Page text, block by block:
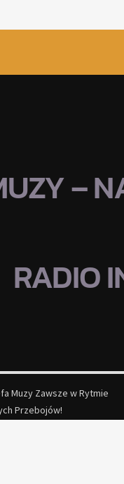
–
RADIO
Muzy Zawsze w Rytmie
Przebojów!